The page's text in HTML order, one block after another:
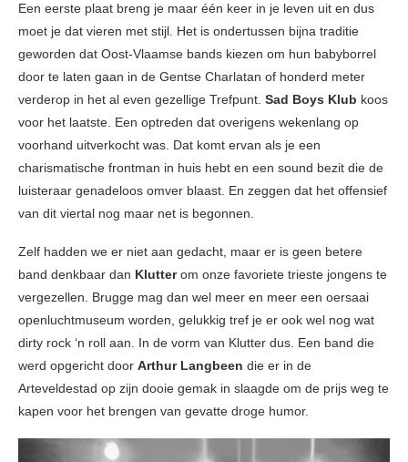
Een eerste plaat breng je maar één keer in je leven uit en dus
moet je dat vieren met stijl. Het is ondertussen bijna traditie
geworden dat Oost-Vlaamse bands kiezen om hun babyborrel
door te laten gaan in de Gentse Charlatan of honderd meter
verderop in het al even gezellige Trefpunt. Sad Boys Klub koos
voor het laatste. Een optreden dat overigens wekenlang op
voorhand uitverkocht was. Dat komt ervan als je een
charismatische frontman in huis hebt en een sound bezit die de
luisteraar genadeloos omver blaast. En zeggen dat het offensief
van dit viertal nog maar net is begonnen.
Zelf hadden we er niet aan gedacht, maar er is geen betere
band denkbaar dan Klutterom onze favoriete trieste jongens te
vergezellen. Brugge mag dan wel meer en meer een oersaai
openluchtmuseum worden, gelukkig tref je er ook wel nog wat
dirty rock ‘n roll aan. In de vorm van Klutter dus. Een band die
werd opgericht door Arthur Langbeen die er in de
Arteveldestad op zijn dooie gemak in slaagde om de prijs weg te
kapen voor het brengen van gevatte droge humor.